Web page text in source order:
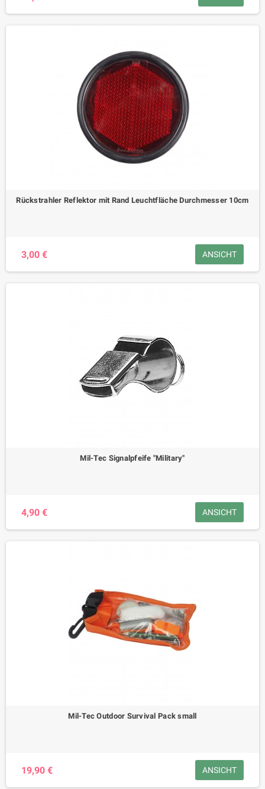
Rückstrahler Reflektor mit Rand Leuchtfläche Durchmesser 10cm
3,00 € ANSICHT
Mil-Tec Signalpfeife "Military"
4,90 € ANSICHT
Mil-Tec Outdoor Survival Pack small
19,90 € ANSICHT